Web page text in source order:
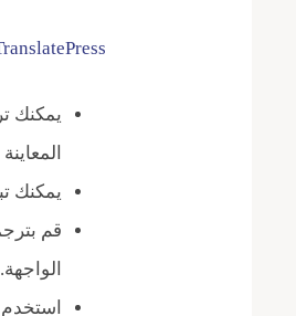
يمكنك
يمكنك
قم
الواجهة.